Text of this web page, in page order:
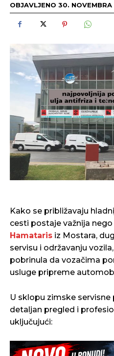
OBJAVLJENO 30.
Kako se približavaju
cesti postaje važnija
Hamataris iz Mostara,
servisu i održavanju
pobrinula da vozačima
usluge pripreme
U sklopu zimske
detaljan pregled i
uključujući: